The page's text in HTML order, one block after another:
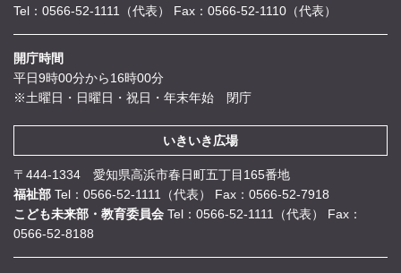
Tel：0566-52-1111（代表）
Fax：0566-52-1110（代表）
開庁時間
平日9時00分から16時00分
※土曜日・日曜日・祝日・年末年始 閉庁
いきいき広場
〒444-1334 愛知県高浜市春日町五丁目165番地
福祉部 Tel：0566-52-1111（代表）
Fax：0566-52-7918
こども未来部・教育委員会 Tel：0566-52-1111（代表）
Fax：
0566-52-8188